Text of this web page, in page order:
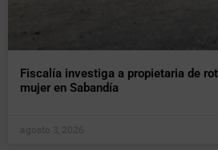
Fiscalía investiga a propietaria de
mujer en Sabandía
agosto 3, 2026